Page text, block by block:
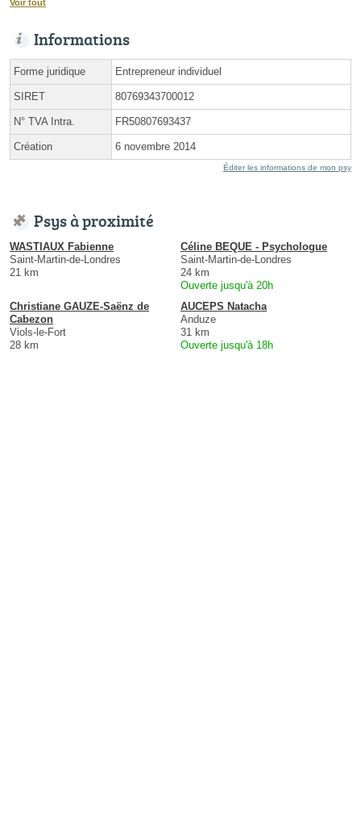
Voir tout
Informations
Forme juridique Entrepreneur individuel
SIRET 80769343700012
N° TVA Intra. FR50807693437
Création 6 novembre 2014
Éditer les informations de mon psy
Psys à proximité
WASTIAUX Fabienne
Saint-Martin-de-Londres
21 km
Céline BEQUE - Psychologue
Saint-Martin-de-Londres
24 km
Ouverte jusqu'à 20h
Christiane GAUZE-Saënz de
Cabezon
Viols-le-Fort
28 km
AUCEPS Natacha
Anduze
31 km
Ouverte jusqu'à 18h